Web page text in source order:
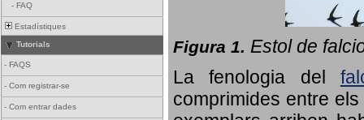
- FAQ
Estadístiques
Tutorials
- FAQS
- Com registrar-se
- Com entrar dades
Figura 1. Estol de
La fenologia del
comprimides entre